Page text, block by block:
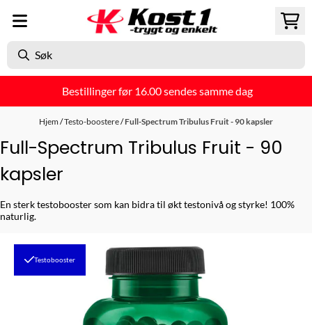
Hopp til innhold
Bestillinger før 16.00 sendes samme dag
Hjem/Testo-boostere/Full-Spectrum Tribulus Fruit - 90 kapsler
Full-Spectrum Tribulus Fruit - 90
kapsler
En sterk testobooster som kan bidra til økt testonivå og styrke! 100%
naturlig.
Testobooster